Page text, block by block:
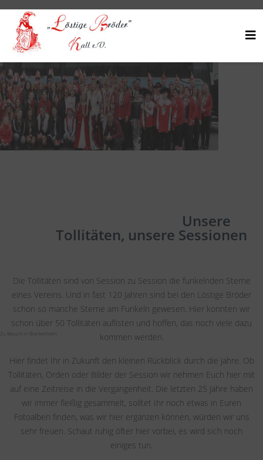
Unsere
Tollitäten, unsere Sessionen
Die Tollitäten sind von Session zu Session die funkelnden Sterne
eines Vereins. Und in fast 120 Jahren sind bei den Löstige Bröder
schon so manche Sterne am Funkeln gewesen. Hier konnten wir
schon über 50 Tollitäten auflisten und hoffen, das noch viele dazu
kommen werden.
Hier findet Ihr in Zukunft den kleinen Rückblick durch die Jahre. Ob
Tollitäten, Orden oder Bilder der Session wir nehmen Euch hier mit
auf eine Zeitreise in die Vergangenheit. Die letzten 25 Jahre haben
wir immer fleißig gesammelt, solltet Ihr noch etwas in Euren
Fotoalben finden, was wir hier ergänzen können, würden wir uns
sehr freuen. Schaut ruhig öfter hier vorbei, es wird sich noch
einiges tun.